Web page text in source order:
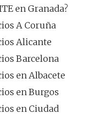
en Granada?
A Coruña
Alicante
Barcelona
en Albacete
en Burgos
en Ciudad